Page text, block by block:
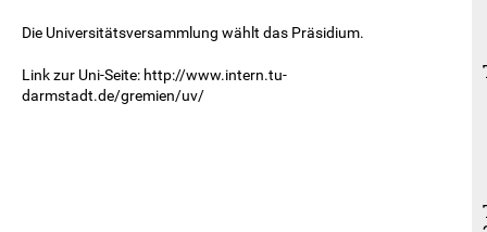
Die Universitätsversammlung wählt das Präsidium.
Link zur Uni-Seite: http://www.intern.tu-
darmstadt.de/gremien/uv/